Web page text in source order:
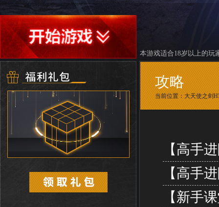
本游戏适合18岁以上的玩
攻略
当前位置： 大天使之剑
【高手
【高手
【新手